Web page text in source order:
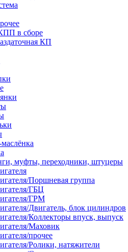
в сборе
КП
муфты, переходники, штуцеры
Поршневая группа
ГБЦ
ГРМ
Двигатель, блок цилиндров
Коллекторы впуск, выпуск
Маховик
прочее
Ролики, натяжители